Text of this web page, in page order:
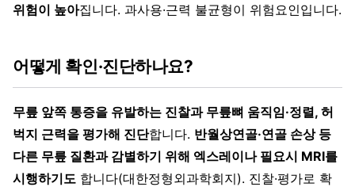
위험이 높아집니다. 과사용·근력 불균형이 위험요인입니다.
어떻게 확인·진단하나요?
무릎 앞쪽 통증을 유발하는 진찰과 무릎뼈 움직임·정렬, 허
벅지 근력을 평가해 진단합니다. 반월상연골·연골 손상 등
다른 무릎 질환과 감별하기 위해 엑스레이나 필요시 MRI를
시행하기도 합니다(대한정형외과학회지). 진찰·평가로 확